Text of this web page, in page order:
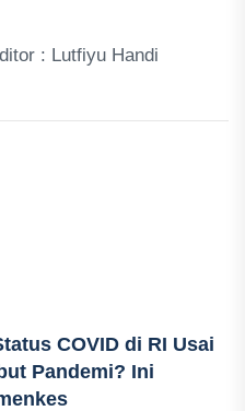
: Lutfiyu Handi
COVID di RI Usai
Pandemi? Ini